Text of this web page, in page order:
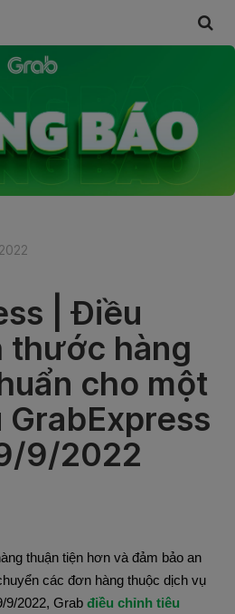
| Điều
thước hàng
cho một
9/2022
thuận tiện hơn và đảm bảo an
các đơn hàng thuộc dịch vụ
9/2022, Grab điều chỉnh tiêu